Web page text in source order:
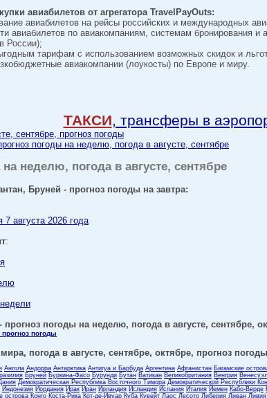
авиабилетов от агрегатора TravelPayOuts:
авиабилетов на рейсы российских и международных
авиабилетов по авиакомпаниям, системам бронирования
России);
тарифам с использованием возможных скидок и
авиакомпании (лоукосты) по Европе и миру.
ТАКСИ, трансферы в
сентябре, прогноз погоды
погоды на неделю, погода в августе, сентябре
неделю, погода в августе, сентябре
Бруней - прогноз погоды на завтра:
7 августа 2026 года
:
погоды на неделю, погода в августе, сентябре,
погоды
погода в августе, сентябре, октябре, прогноз погоды
Ангола Андорра Антарктика Антигуа и Барбуда Аргентина Афганистан Багамские
Бруней Буркина-Фасо Бурунди Бутан Ватикан Великобритания Венгрия
Демократическая Республика Восточного Тимора Демократической Республики
Индонезия Иордания Ирак Иран Ирландия Исландия Испания Италия Йемен Кабо-Верде
острова Конго Коста-Рика Кот-де-Ивуар Куба Кувейт Лаос Лесото Либерия Ливан Ливия